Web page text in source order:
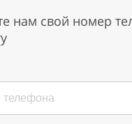
нам свой номер